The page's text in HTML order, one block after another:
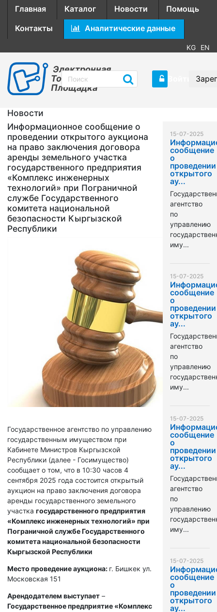
Главная Каталог Новости
Помощь
Контакты
Аналитические данные
KG EN
Электронная
Торговая
Площадка
Новости
Информационное сообщение о
проведении открытого аукциона
на право заключения договора
аренды земельного участка
государственного предприятия
«Комплекс инженерных
технологий» при Пограничной
службе Государственного
комитета национальной
безопасности Кыргызской
Республики
Государственное агентство по управлению
государственным имуществом при
Кабинете Министров Кыргызской
Республики (далее - Госимущество)
сообщает о том, что в 10:30 часов 4
сентября 2025 года состоится открытый
аукцион на право заключения договора
аренды государственного земельного
участка государственного предприятия
«Комплекс инженерных технологий» при
Пограничной службе Государственного
комитета национальной безопасности
Кыргызской Республики
Место проведение аукциона: г. Бишкек ул.
Московская 151
Арендодателем выступает –
Государственное предприятие «Комплекс
15-07-2025
сообщение
о
проведении
открытого
ау...
агентство
по
управлению
иму...
15-07-2025
сообщение
о
проведении
открытого
ау...
агентство
по
управлению
иму...
15-07-2025
сообщение
о
проведении
открытого
ау...
агентство
по
управлению
иму...
15-07-2025
сообщение
о
проведении
открытого
ау...